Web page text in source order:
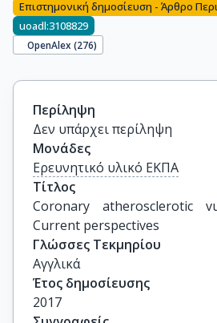
Επιστημονική δημοσίευση - Άρθρο
uoadl:3108829
OpenAlex (276)
Περίληψη
Δεν υπάρχει περίληψη
Μονάδες
Ερευνητικό υλικό ΕΚΠΑ
Τίτλος
Coronary atherosclerotic
Current perspectives
Γλώσσες Τεκμηρίου
Αγγλικά
Έτος δημοσίευσης
2017